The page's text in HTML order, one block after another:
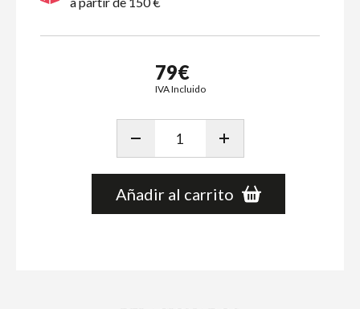
79€
IVA Incluido
Añadir al carrito